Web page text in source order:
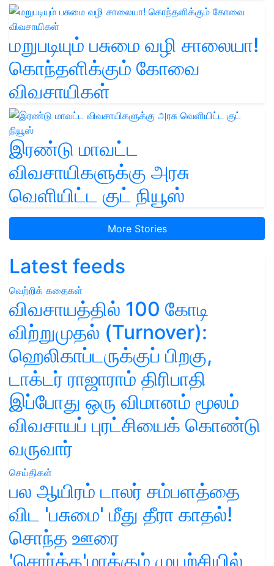
மறுபடியும் பசுமை வழி சாலையா!
கொந்தளிக்கும் கோவை
விவசாயிகள்
இரண்டு மாவட்ட
விவசாயிகளுக்கு அரசு
வெளியிட்ட குட் நியூஸ்
More Stories
Latest feeds
வெற்றிக் கதைகள்
விவசாயத்தில் 100 கோடி
விற்றுமுதல் (Turnover):
ஹெலிகாப்டருக்குப் பிறகு,
டாக்டர் ராஜாராம் திரிபாதி
இப்போது ஒரு விமானம் மூலம்
விவசாயப் புரட்சியைக் கொண்டு
வருவார்
செய்திகள்
பல ஆயிரம் டாலர் சம்பளத்தை
விட 'பசுமை' மீது தீரா காதல்!
சொந்த ஊரை
'சொர்க்க'மாக்கும் முயற்சியில்